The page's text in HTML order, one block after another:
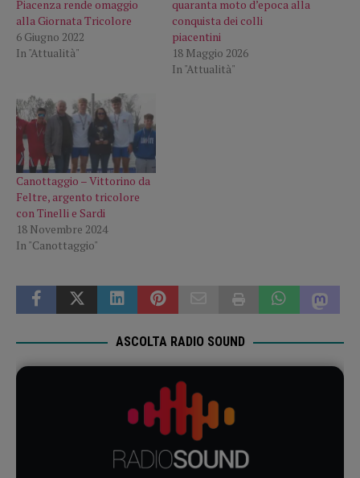
Piacenza rende omaggio
alla Giornata Tricolore
6 Giugno 2022
In "Attualità"
quaranta moto d’epoca alla
conquista dei colli
piacentini
18 Maggio 2026
In "Attualità"
Canottaggio – Vittorino da
Feltre, argento tricolore
con Tinelli e Sardi
18 Novembre 2024
In "Canottaggio"
ASCOLTA RADIO SOUND